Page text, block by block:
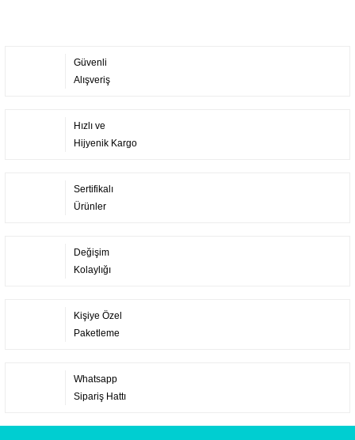
Güvenli
Alışveriş
Hızlı ve
Hijyenik Kargo
Sertifikalı
Ürünler
Değişim
Kolaylığı
Kişiye Özel
Paketleme
Whatsapp
Sipariş Hattı